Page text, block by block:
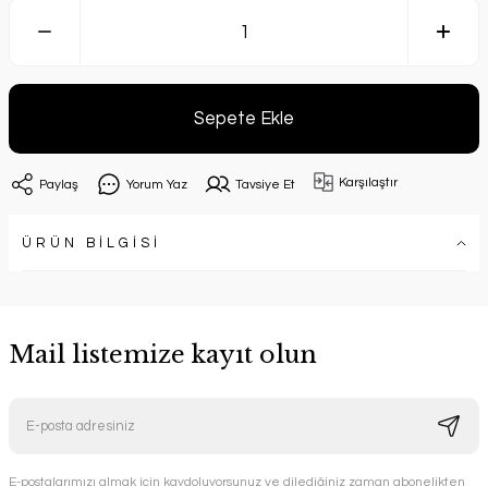
Sepete Ekle
Paylaş Yorum Yaz Tavsiye Et Karşılaştır
ÜRÜN BİLGİSİ
Mail listemize kayıt olun
E-postalarımızı almak için kaydoluyorsunuz ve dilediğiniz zaman abonelikten